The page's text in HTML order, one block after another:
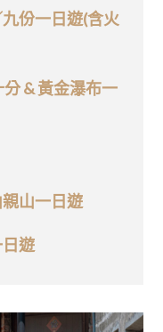
份一日遊(含火
& 黃金瀑布一
山一日遊
遊